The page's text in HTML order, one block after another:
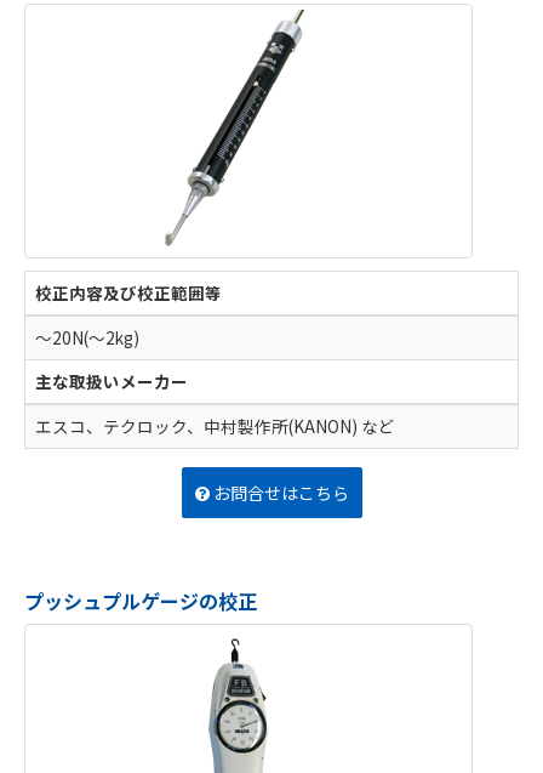
校正内容及び校正範囲等
～20N(～2kg)
主な取扱いメーカー
エスコ、テクロック、中村製作所(KANON) など
お問合せはこちら
プッシュプルゲージの校正